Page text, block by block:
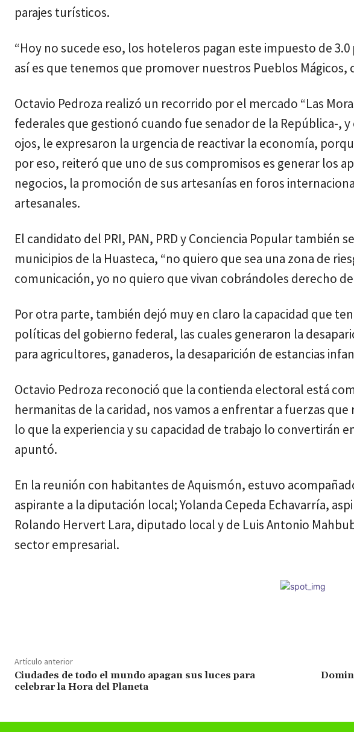
parajes turísticos.
“Hoy no sucede eso, los hoteleros pagan este impuesto de
así es que tenemos que promover nuestros Pueblos Mágicos,
Octavio Pedroza realizó un recorrido por el mercado “Las
federales que gestionó cuando fue senador de la República-,
ojos, le expresaron la urgencia de reactivar la economía,
por eso, reiteró que uno de sus compromisos es generar los
negocios, la promoción de sus artesanías en foros
artesanales.
El candidato del PRI, PAN, PRD y Conciencia Popular también
municipios de la Huasteca, “no quiero que sea una zona de
comunicación, yo no quiero que vivan cobrándoles derecho
Por otra parte, también dejó muy en claro la capacidad que
políticas del gobierno federal, las cuales generaron la
para agricultores, ganaderos, la desaparición de estancias
Octavio Pedroza reconoció que la contienda electoral está
hermanitas de la caridad, nos vamos a enfrentar a fuerzas
lo que la experiencia y su capacidad de trabajo lo convertirán
apuntó.
En la reunión con habitantes de Aquismón, estuvo
aspirante a la diputación local; Yolanda Cepeda Echavarría,
Rolando Hervert Lara, diputado local y de Luis Antonio
sector empresarial.
Artículo anterior
Ciudades de todo el mundo apagan sus luces para
celebrar la Hora del Planeta